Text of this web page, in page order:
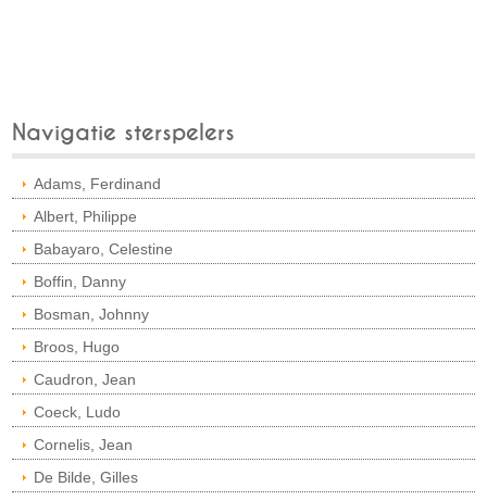
Navigatie sterspelers
Adams, Ferdinand
Albert, Philippe
Babayaro, Celestine
Boffin, Danny
Bosman, Johnny
Broos, Hugo
Caudron, Jean
Coeck, Ludo
Cornelis, Jean
De Bilde, Gilles